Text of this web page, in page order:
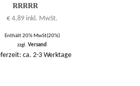
Bewertung
€4,89 inkl. MwSt.
Enthält 20% MwSt(20%)
zzgl.Versand
ca. 2-3 Werktage